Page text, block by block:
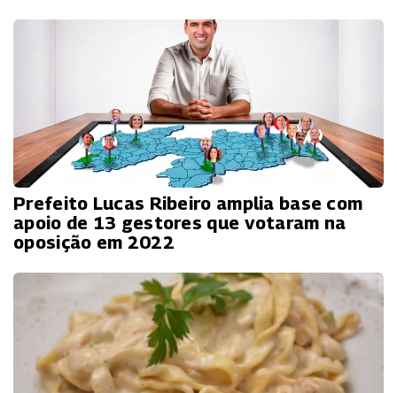
Prefeito Lucas Ribeiro amplia base com
apoio de 13 gestores que votaram na
oposição em 2022